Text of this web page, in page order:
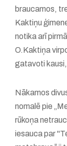
braucamos,
Kaktiņu
notika arī
O.Kaktiņa
gatavoti kausi,
Nākamos
nomalē pie
rūkoņa
iesauca par